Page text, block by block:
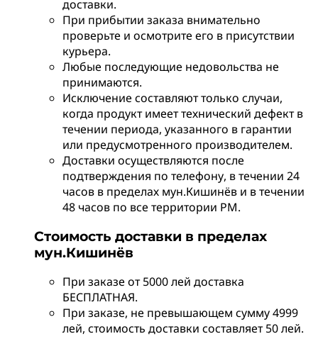
доставки.
При прибытии заказа внимательно
проверьте и осмотрите его в присутствии
курьера.
Любые последующие недовольства не
принимаются.
Исключение составляют только случаи,
когда продукт имеет технический дефект в
течении периода, указанного в гарантии
или предусмотренного производителем.
Доставки осуществляются после
подтверждения по телефону, в течении 24
часов в пределах мун.Кишинёв и в течении
48 часов по все территории РМ.
Стоимость доставки в пределах
мун.Кишинёв
При заказе от 5000 лей доставка
БЕСПЛАТНАЯ.
При заказе, не превышающем сумму 4999
лей, стоимость доставки составляет 50 лей.